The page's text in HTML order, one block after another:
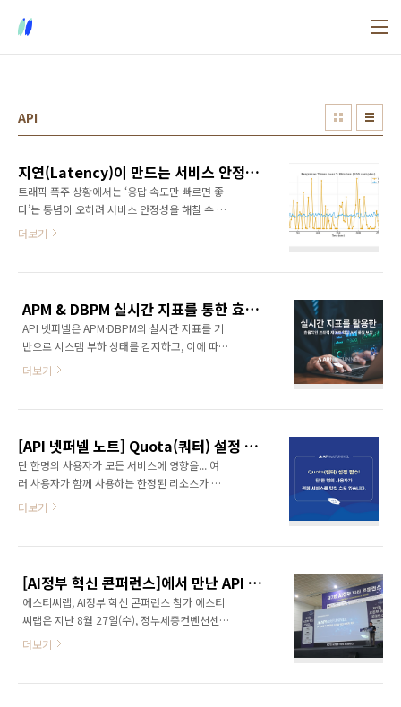
API
지연(Latency)이 만드는 서비스 안정성의 마법
트래픽 폭주 상황에서는 ‘응답 속도만 빠르면 좋
다’는 통념이 오히려 서비스 안정성을 해칠 수 있
습니다. 순간 요청이 몰릴 때 발생하는 CPU,
느려질 수 있지만, 전체 사용자에게 더 균일하고
안정적인 응답 품질을 제공할 수 있습니다.즉, 지
연은 ‘서비스 안정성’과 ‘꾸준한 사용자 경험’을
위한 “마법 같은 필터”가 될 수 있습니다. 목
되는 현상들트래픽 스파이크와 서비스 시스템트
져오는 마법안정성과 서비스 품질의 균형, 유의..
더보기
APM & DBPM 실시간 지표를 통한 효율적인 트래픽 제어
API 넷퍼넬은 APM·DBPM의 실시간 지표를 기
반으로 시스템 부하 상태를 감지하고, 이에 따라
요청량을 자동으로 조절하는 지능형 트래픽 제
애 없이 안정적인 서비스 품질(QoS)'을 유지하
고 불필요한 서버 증설 비용을 절감할 수 있습니
다. 목차트래픽 관리에서 실시간 지표가 활용되
어야 하는 이유APM / DBPM이란?동시 요청수
직접 제어 vs. APM / DBPM 기반 임계치 제어
되어야 하는 이유갑작스러운 트래픽 증가는 서
이상 상승하고, DB 쿼리가 쌓이며 응답이 지연
되기 ..
더보기
[API 넷퍼넬 노트] Quota(쿼터) 설정 필수! 단 한 명의 사용자가 전체 서비스를 망칠 수도 있습니다.
단 한명의 사용자가 모든 서비스에 영향을... 여
러 사용자가 함께 사용하는 한정된 리소스가 있
습니다. 이때, 특정 사용자가 혼자서 리소스를 과
지하려면, 누가 얼마나 자원을 사용할 수 있는지
를 제한하는 장치가 필요합니다. 그래서
Quota(쿼터)라는 개념이 등장했습니다. Quota
에 대해 알고 싶다. Quota는 사용자 혹은 서비
을 제한하는 정책입니다. 쉽게 말해, "누가 얼마
더보기
[AI정부 혁신 콘퍼런스]에서 만난 API 트래픽 제어 - API 넷퍼넬
에스티씨랩, AI정부 혁신 콘퍼런스 참가 에스티
씨랩은 지난 8월 27일(수), 정부세종컨벤션센터
에서 열린 '제 7회 AI정부 혁신 콘퍼런스'에 참여
더보기